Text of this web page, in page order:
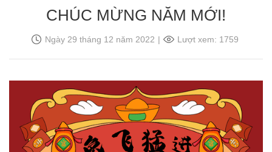
CHÚC MỪNG NĂM MỚI!
Ngày 29 tháng 12 năm 2022 | Lượt xem: 1759